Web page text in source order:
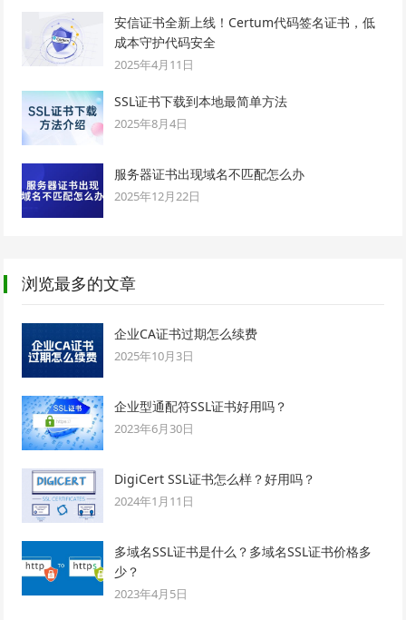
安信证书全新上线！Certum代码签名证书，低
成本守护代码安全
2025年4月11日
SSL证书下载到本地最简单方法
2025年8月4日
服务器证书出现域名不匹配怎么办
2025年12月22日
浏览最多的文章
企业CA证书过期怎么续费
2025年10月3日
企业型通配符SSL证书好用吗？
2023年6月30日
DigiCert SSL证书怎么样？好用吗？
2024年1月11日
多域名SSL证书是什么？多域名SSL证书价格多
少？
2023年4月5日